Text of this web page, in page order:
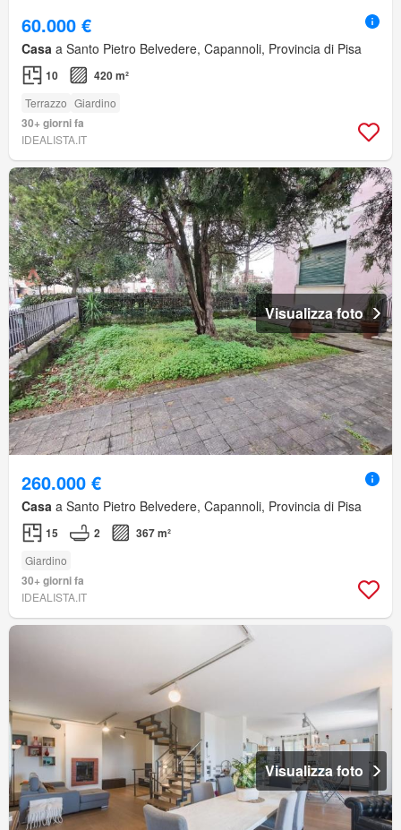
60.000 €
Casa a Santo Pietro Belvedere, Capannoli, Provincia di Pisa
10 420 m²
Terrazzo Giardino
30+ giorni fa
IDEALISTA.IT
Visualizza foto
260.000 €
Casa a Santo Pietro Belvedere, Capannoli, Provincia di Pisa
15 2 367 m²
Giardino
30+ giorni fa
IDEALISTA.IT
Visualizza foto